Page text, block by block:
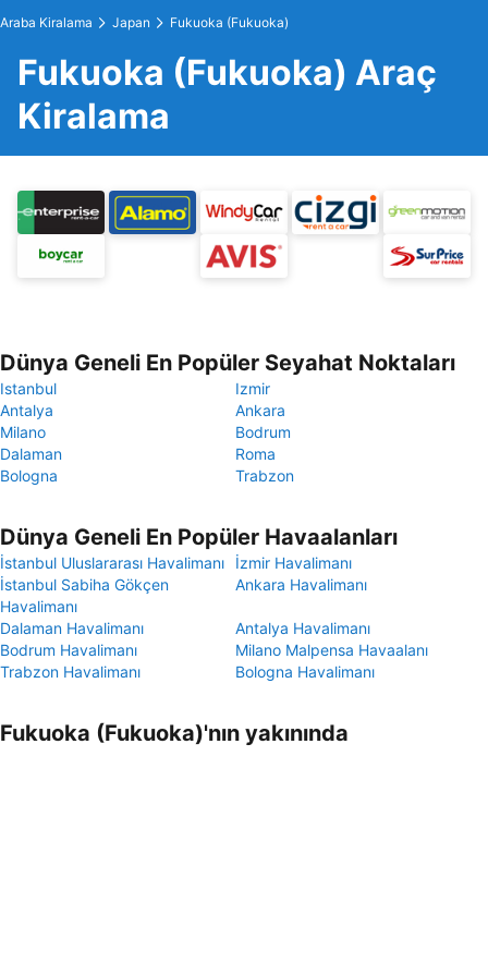
Araba Kiralama Japan Fukuoka (Fukuoka)
Fukuoka (Fukuoka) Araç
Kiralama
Dünya Geneli En Popüler Seyahat Noktaları
Istanbul
Izmir
Antalya
Ankara
Milano
Bodrum
Dalaman
Roma
Bologna
Trabzon
Dünya Geneli En Popüler Havaalanları
İstanbul Uluslararası Havalimanı
İzmir Havalimanı
İstanbul Sabiha Gökçen
Havalimanı
Ankara Havalimanı
Dalaman Havalimanı
Antalya Havalimanı
Bodrum Havalimanı
Milano Malpensa Havaalanı
Trabzon Havalimanı
Bologna Havalimanı
Fukuoka (Fukuoka)'nın yakınında